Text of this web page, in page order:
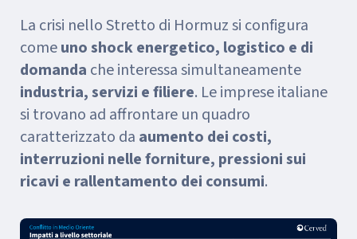
La crisi nello Stretto di Hormuz si configura
comeuno shock energetico, logistico e di
domanda che interessa simultaneamente
industria, servizi e filiere. Le imprese italiane
si trovano ad affrontare un quadro
caratterizzato da aumento dei costi,
interruzioni nelle forniture, pressioni sui
ricavi e rallentamento dei consumi.